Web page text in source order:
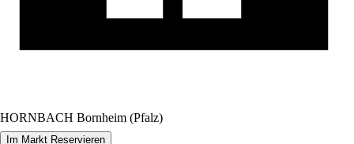
HORNBACH Bornheim (Pfalz)
Im Markt Reservieren